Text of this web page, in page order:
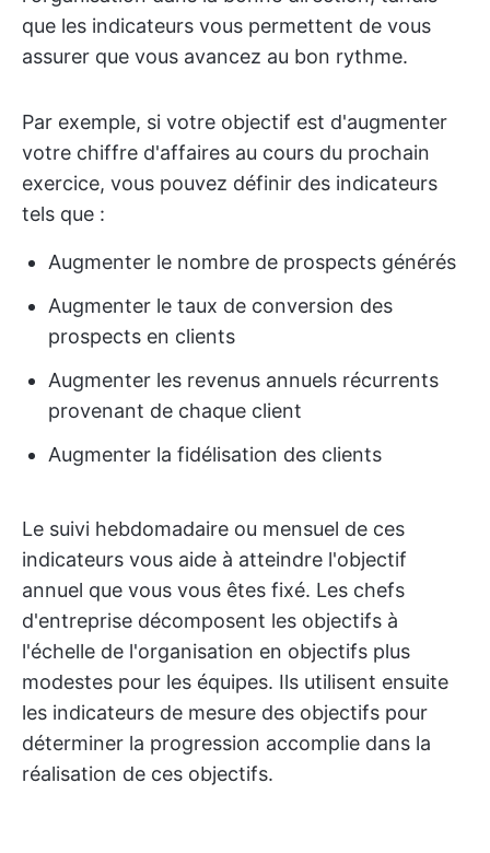
que les indicateurs vous permettent de vous
assurer que vous avancez au bon rythme.
Par exemple, si votre objectif est d'augmenter
votre chiffre d'affaires au cours du prochain
exercice, vous pouvez définir des indicateurs
tels que :
Augmenter le nombre de prospects générés
Augmenter le taux de conversion des
prospects en clients
Augmenter les revenus annuels récurrents
provenant de chaque client
Augmenter la fidélisation des clients
Le suivi hebdomadaire ou mensuel de ces
indicateurs vous aide à atteindre l'objectif
annuel que vous vous êtes fixé. Les chefs
d'entreprise décomposent les objectifs à
l'échelle de l'organisation en objectifs plus
modestes pour les équipes. Ils utilisent ensuite
les indicateurs de mesure des objectifs pour
déterminer la progression accomplie dans la
réalisation de ces objectifs.